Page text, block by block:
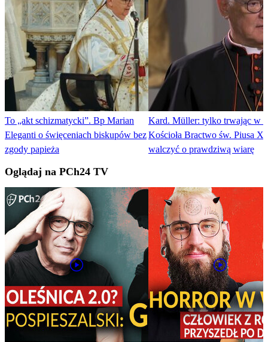
To „akt schizmatycki”. Bp Marian
Eleganti o święceniach biskupów bez
zgody papieża
Kard. Müller: tylko trwając w
Kościoła Bractwo św. Piusa X
walczyć o prawdziwą wiarę
Oglądaj na PCh24 TV